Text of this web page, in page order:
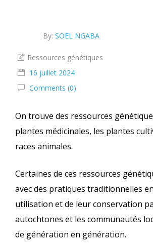
By: SOEL NGABA
Ressources génétiques
16 juillet 2024
Comments (0)
On trouve des ressources
plantes médicinales, les plantes
races animales.
Certaines de ces ressources
avec des pratiques traditionnelles
utilisation et de leur conservation
autochtones et les communautés
de génération en génération.